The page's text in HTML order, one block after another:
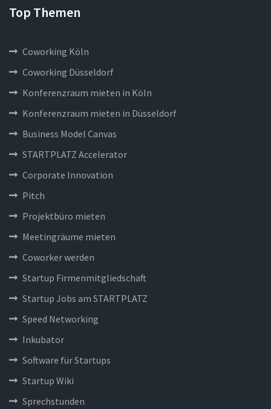
Top Themen
Coworking Köln
Coworking Düsseldorf
Konferenzraum mieten in Köln
Konferenzraum mieten in Düsseldorf
Business Model Canvas
STARTPLATZ Accelerator
Corporate Innovation
Pitch
Projektbüro mieten
Meetingräume mieten
Coworker werden
Startup Firmenmitgliedschaft
Startup Jobs am STARTPLATZ
Speed Networking
Inkubator
Software für Startups
Startup Wiki
Sprechstunden